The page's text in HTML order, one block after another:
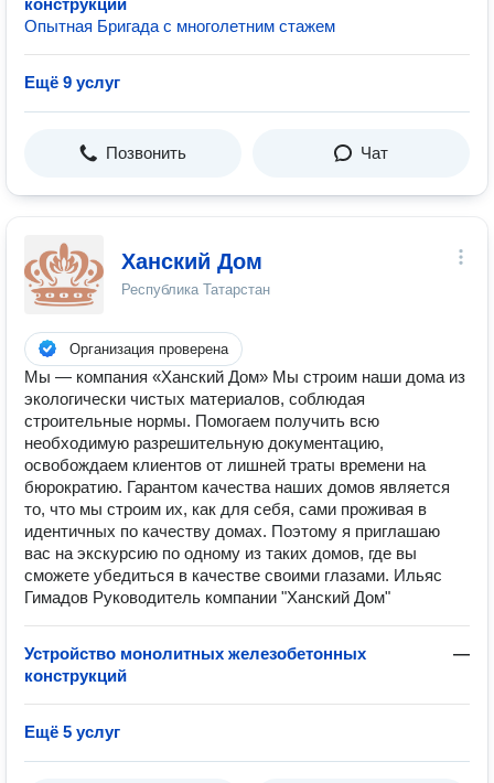
конструкций
Опытная Бригада с многолетним стажем
Ещё 9 услуг
Позвонить Чат
Ханский Дом
Республика Татарстан
Организация проверена
Мы — компания «Ханский Дом» Мы строим наши дома из
экологически чистых материалов, соблюдая
строительные нормы. Помогаем получить всю
необходимую разрешительную документацию,
освобождаем клиентов от лишней траты времени на
бюрократию. Гарантом качества наших домов является
то, что мы строим их, как для себя, сами проживая в
идентичных по качеству домах. Поэтому я приглашаю
вас на экскурсию по одному из таких домов, где вы
сможете убедиться в качестве своими глазами. Ильяс
Гимадов Руководитель компании "Ханский Дом"
Устройство монолитных железобетонных
конструкций
—
Ещё 5 услуг